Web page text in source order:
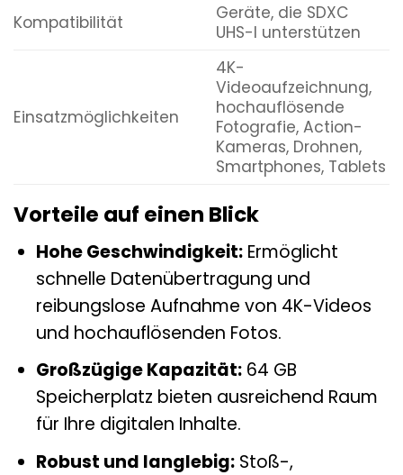
Kompatibilität
Geräte, die SDXC
UHS-I unterstützen
Einsatzmöglichkeiten
4K-
Videoaufzeichnung,
hochauflösende
Fotografie, Action-
Kameras, Drohnen,
Smartphones, Tablets
Vorteile auf einen Blick
Hohe Geschwindigkeit:Ermöglicht
schnelle Datenübertragung und
reibungslose Aufnahme von 4K-Videos
und hochauflösenden Fotos.
Großzügige Kapazität:64 GB
Speicherplatz bieten ausreichend Raum
für Ihre digitalen Inhalte.
Robust und langlebig:Stoß-,